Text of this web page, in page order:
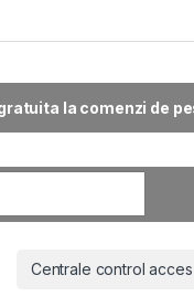
la comenzi de
Centrale control acces